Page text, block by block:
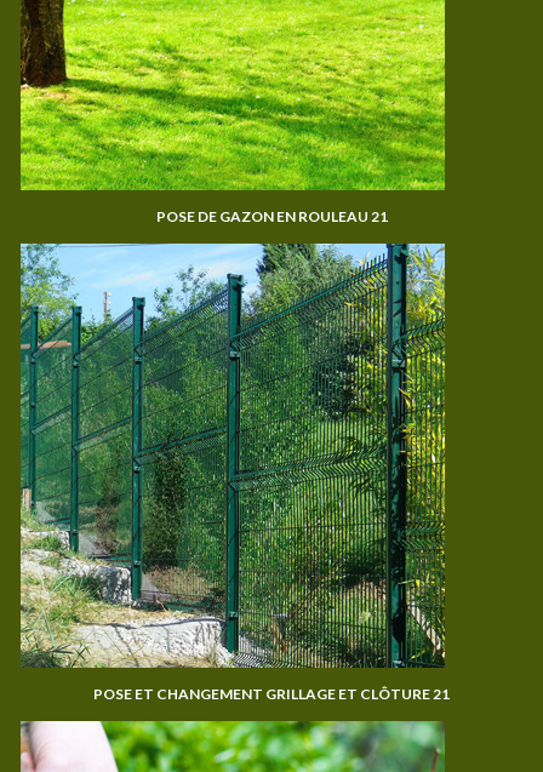
POSE DE GAZON EN ROULEAU 21
POSE ET CHANGEMENT GRILLAGE ET CLÔTURE 21